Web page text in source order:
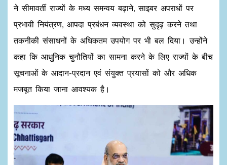
ने सीमावर्ती राज्यों के मध्य समन्वय बढ़ाने, साइबर अपराधों पर
प्रभावी नियंत्रण, आपदा प्रबंधन व्यवस्था को सुदृढ़ करने तथा
तकनीकी संसाधनों के अधिकतम उपयोग पर भी बल दिया। उन्होंने
कहा कि आधुनिक चुनौतियों का सामना करने के लिए राज्यों के बीच
सूचनाओं के आदान-प्रदान एवं संयुक्त प्रयासों को और अधिक
मजबूत किया जाना आवश्यक है।